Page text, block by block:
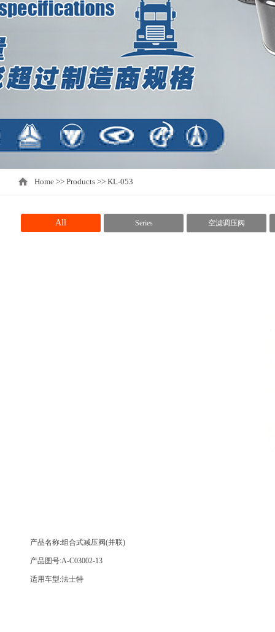
Home >> Products >> KL-053
All Series 空滤调压阀
产品名称:组合式减压阀(并联)
产品图号:A-C03002-13
适用车型:法士特